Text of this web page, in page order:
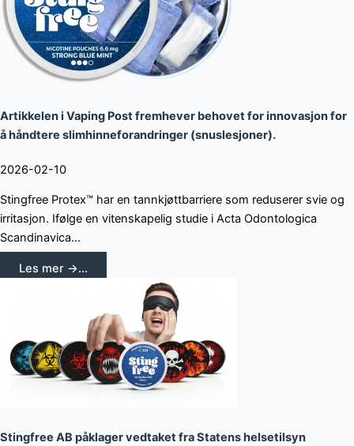
Artikkelen i Vaping Post fremhever behovet for innovasjon for
å håndtere slimhinneforandringer (snuslesjoner).
2026-02-10
Stingfree Protex™ har en tannkjøttbarriere som reduserer svie og
irritasjon. Ifølge en vitenskapelig studie i Acta Odontologica
Scandinavica...
Les mer →...
Stingfree AB påklager vedtaket fra Statens helsetilsyn